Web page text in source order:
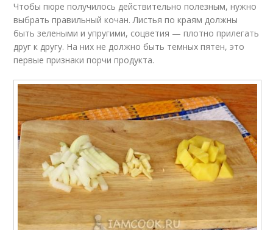
Чтобы пюре получилось действительно полезным, нужно
выбрать правильный кочан. Листья по краям должны
быть зелеными и упругими, соцветия — плотно прилегать
друг к другу. На них не должно быть темных пятен, это
первые признаки порчи продукта.